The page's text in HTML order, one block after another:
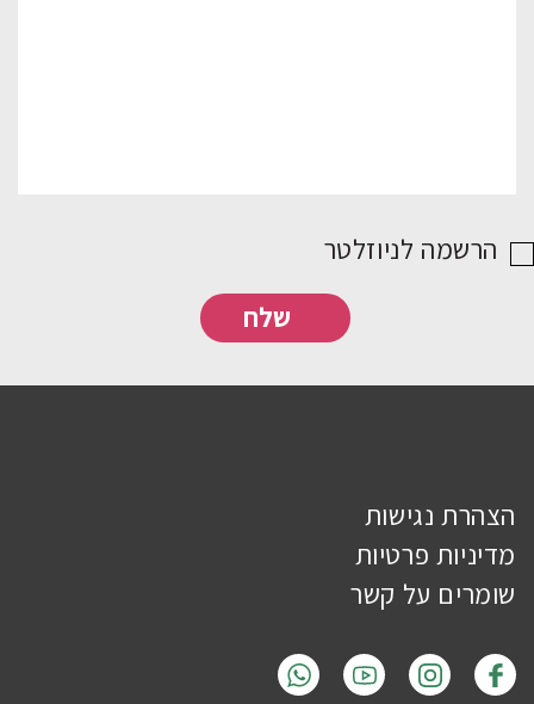
הרשמה לניוזלטר
הצהרת נגישות
מדיניות פרטיות
שומרים על קשר